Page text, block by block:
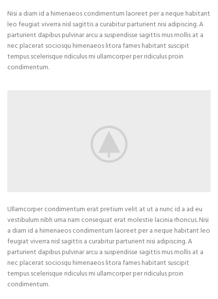
Nisi a diam id a himenaeos condimentum laoreet per a neque habitant
leo feugiat viverra nisl sagittis a curabitur parturient nisi adipiscing. A
parturient dapibus pulvinar arcu a suspendisse sagittis mus mollis at a
nec placerat sociosqu himenaeos litora fames habitant suscipit
tempus scelerisque ridiculus mi ullamcorper per ridiculus proin
condimentum.
Ullamcorper condimentum erat pretium velit at ut a nunc id a ad eu
vestibulum nibh urna nam consequat erat molestie lacinia rhoncus. Nisi
a diam id a himenaeos condimentum laoreet per a neque habitant leo
feugiat viverra nisl sagittis a curabitur parturient nisi adipiscing. A
parturient dapibus pulvinar arcu a suspendisse sagittis mus mollis at a
nec placerat sociosqu himenaeos litora fames habitant suscipit
tempus scelerisque ridiculus mi ullamcorper per ridiculus proin
condimentum.